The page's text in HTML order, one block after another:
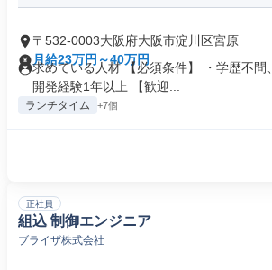
〒532-0003大阪府大阪市淀川区宮原
月給23万円～40万円
求めている人材 【必須条件】 ・学歴不問
開発経験1年以上 【歓迎...
ランチタイム +7個
正社員
組込 制御エンジニア
ブライザ株式会社